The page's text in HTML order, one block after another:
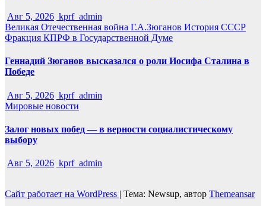
Авг 5, 2026 kprf_admin
Великая Отечественная война Г.А.Зюганов История СССР
Фракция КПРФ в Государственной Думе
Геннадий Зюганов высказался о роли Иосифа Сталина в
Победе
Авг 5, 2026 kprf_admin
Мировые новости
Залог новых побед — в верности социалистическому
выбору
Авг 5, 2026 kprf_admin
Сайт работает на WordPress | Тема: Newsup, автор Themeansar